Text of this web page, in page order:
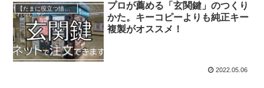
【たまに役立つ情報】
プロが薦める「玄関鍵」のつくり
かた。キーコピーよりも純正キー
複製がオススメ！
2022.05.06